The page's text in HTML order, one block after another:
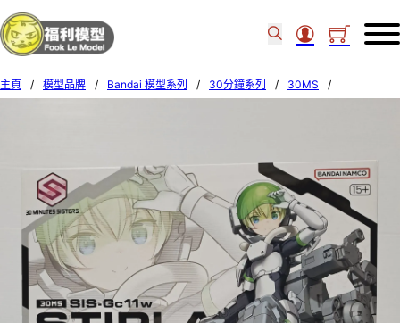
主頁 / 模型品牌 / Bandai 模型系列 / 30分鐘系列 / 30MS
/